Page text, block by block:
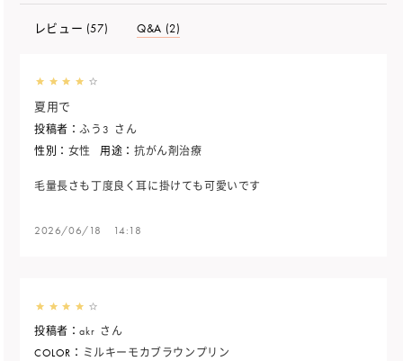
レビュー (57) Q&A (2)
夏用で
投稿者：ふう3 さん
性別： 女性 用途： 抗がん剤治療
毛量長さも丁度良く耳に掛けても可愛いです
2026/06/18 14:18
投稿者：akr さん
COLOR： ミルキーモカブラウンプリン